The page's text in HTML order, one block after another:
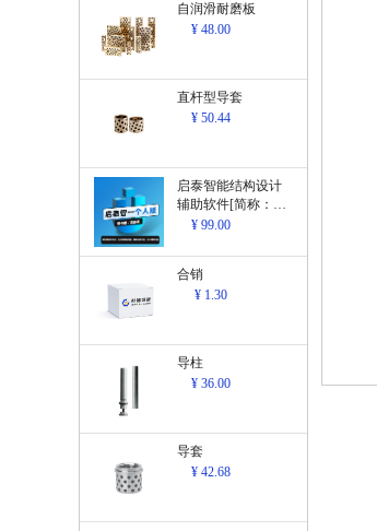
自润滑耐磨板
¥ 48.00
直杆型导套
¥ 50.44
启泰智能结构设计
辅助软件[简称：结
构设计辅助软
¥ 99.00
合销
¥ 1.30
导柱
¥ 36.00
导套
¥ 42.68